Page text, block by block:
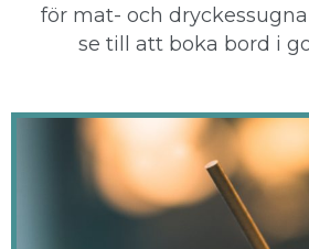
för mat- och
se till att boka bord i